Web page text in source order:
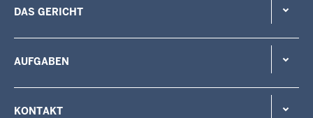
DAS GERICHT
AUFGABEN
KONTAKT